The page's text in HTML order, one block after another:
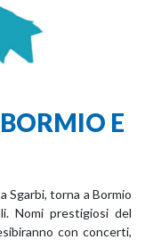
E
Sgarbi, torna a Bormio
Nomi prestigiosi del
con concerti,